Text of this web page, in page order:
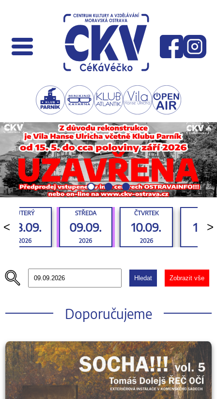
<
ÚTERÝ
08.09.
2026
STŘEDA
09.09.
2026
ČTVRTEK
10.09.
2026
>
Hledat Zobrazit vše
Doporučujeme